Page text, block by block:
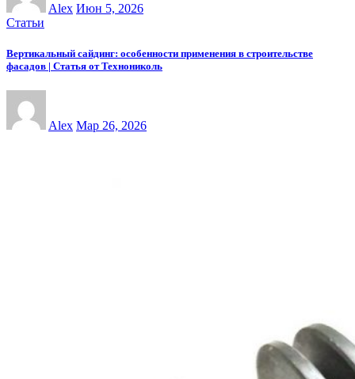
Alex Июн 5, 2026
Статьи
Вертикальный сайдинг: особенности применения в строительстве
фасадов | Статья от Технониколь
Alex Мар 26, 2026